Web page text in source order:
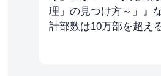
理」の見つけ方～」』
計部数は10万部を超える